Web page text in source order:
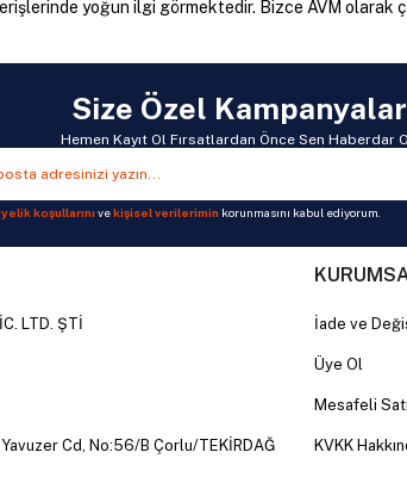
yoğun ilgi görmektedir. Bizce AVM
özelliklerine göre farklı kategorilere
ölçüleri ve estetik görünümleriyle yatak odalarına
zarif detayları ve şık tasarımlarıyla öne
sıcaklığını dengeleyerek daha rahat uyku
kullanım kolaylığı açısından önem taşımaktadır.
Size Özel Kampanyalar
Hemen Kayıt Ol Fırsatlardan Önce Sen Haberdar
koşullarınıvekişisel verilerimin korunmasını kabul ediyorum.
LTD. ŞTİ
Cd, No:56/B Çorlu/TEKİRDAĞ
İade ve
Üye Ol
Mesafeli
KVKK